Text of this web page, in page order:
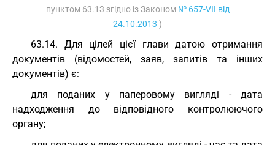
пунктом 63.13 згідно із Законом № 657-VII від
24.10.2013 )
63.14. Для цілей цієї глави датою отримання
документів (відомостей, заяв, запитів та інших
документів) є:
для поданих у паперовому вигляді - дата
надходження до відповідного контролюючого
органу;